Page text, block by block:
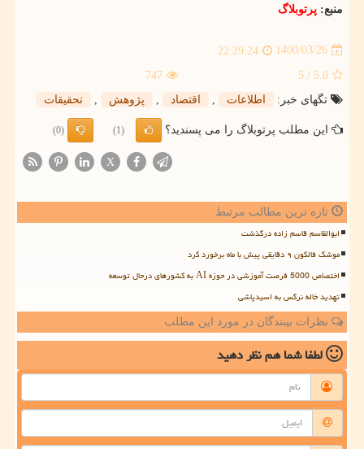
منبع: پرتوبلاگ
1400/03/26
22:29:24
5.0
/ 5
747
تگهای خبر:
اطلاعات اقتصاد پژوهش تحقیقات
این مطلب پرتوبلاگ را می پسندید؟ (1)
(0)
X
تازه ترین مطالب مرتبط
ابوالقاسم قاسم زاده درگذشت
موشک فالکون ۹ دقایقی پیش با ماه برخورد کرد
اختصاص 5000 فرصت آموزشی در حوزه AI به کشورهای درحال توسعه
تهدید خاله نرگس به اسیدپاشی
نظرات بینندگان در مورد این مطلب
لطفا شما همنظر دهید